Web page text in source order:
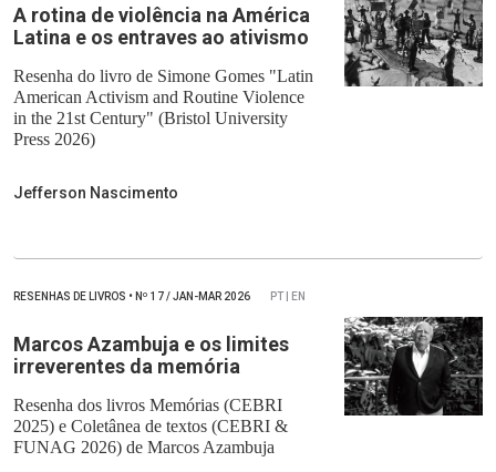
A rotina de violência na América
Latina e os entraves ao ativismo
Resenha do livro de Simone Gomes "Latin
American Activism and Routine Violence
in the 21st Century" (Bristol University
Press 2026)
Jefferson Nascimento
RESENHAS DE LIVROS • Nº 17 / JAN-MAR 2026 PT | EN
Marcos Azambuja e os limites
irreverentes da memória
Resenha dos livros Memórias (CEBRI
2025) e Coletânea de textos (CEBRI &
FUNAG 2026) de Marcos Azambuja